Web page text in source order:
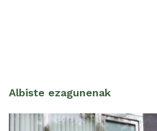
Albiste ezagunenak